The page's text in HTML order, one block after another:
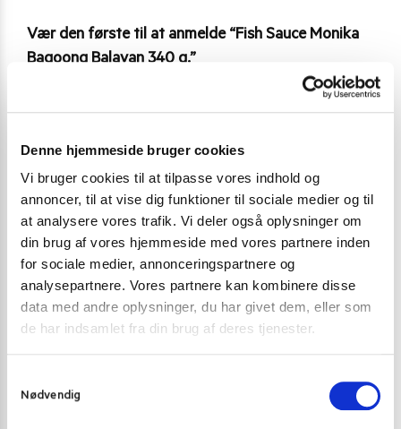
Denne hjemmeside bruger cookies
Vi bruger cookies til at tilpasse vores indhold og
annoncer, til at vise dig funktioner til sociale medier og til
at analysere vores trafik. Vi deler også oplysninger om
din brug af vores hjemmeside med vores partnere inden
for sociale medier, annonceringspartnere og
analysepartnere. Vores partnere kan kombinere disse
data med andre oplysninger, du har givet dem, eller som
de har indsamlet fra din brug af deres tjenester.
Nødvendig
Vær den første til at anmelde “Fish Sauce Monika
Bagoong Balayan 340 g.”
Kategori:
Gode alternativer til dette produkt